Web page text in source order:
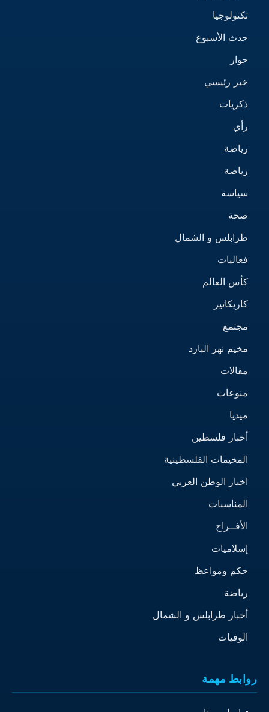
تكنولوجيا
حدث الأسبوع
حوار
خبر رئيسي
ذكريات
رأي
رياضة
رياضة
سياسة
صحة
طرابلس و الشمال
فعاليات
كأس العالم
كاريكاتير
مجتمع
مخيم نهر البارد
مقالات
منوعات
ميديا
أخبار فلسطين
المخيمات الفلسطينية
اخبار الوطن العربي
المناسبات
الأفــراح
إسلاميات
حكم ومواعظ
رياضة
أخبار طرابلس و الشمال
الوفيات
روابط مهمة